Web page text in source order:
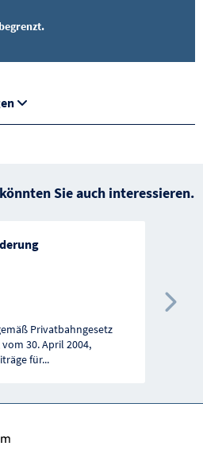
Sie auch interessieren.
Privatbahngesetz
vom 30. April 2004,
für...